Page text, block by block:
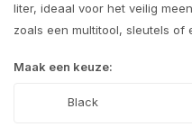
liter, ideaal voor het veilig
zoals een multitool, sleutels of
Maak een keuze:
Black